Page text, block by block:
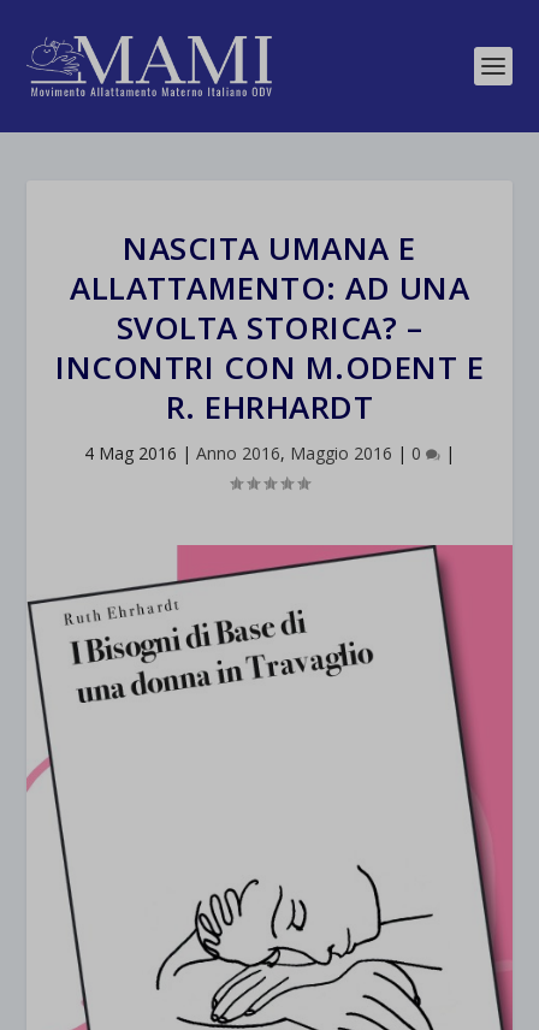
NASCITA UMANA E
ALLATTAMENTO: AD UNA
SVOLTA STORICA? –
INCONTRI CON M.ODENT E
R. EHRHARDT
4 Mag 2016 | Anno 2016, Maggio 2016 | 0 |